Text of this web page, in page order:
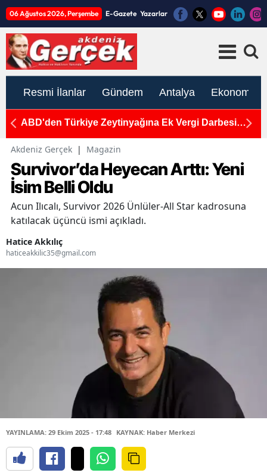
06 Ağustos 2026, Perşembe E-Gazete Yazarlar
Resmi İlanlar Gündem Antalya Ekonomi
ABD'den Türkiye Zeytinyağına Ek Vergi Darbesi
Kalır"
Akdeniz Gerçek | Magazin
Survivor’da Heyecan Arttı: Yeni
İsim Belli Oldu
Acun Ilıcalı, Survivor 2026 Ünlüler-All Star kadrosuna
katılacak üçüncü ismi açıkladı.
Hatice Akkılıç
haticeakkilic35@gmail.com
YAYINLAMA: 29 Ekim 2025 - 17:48 KAYNAK: Haber Merkezi